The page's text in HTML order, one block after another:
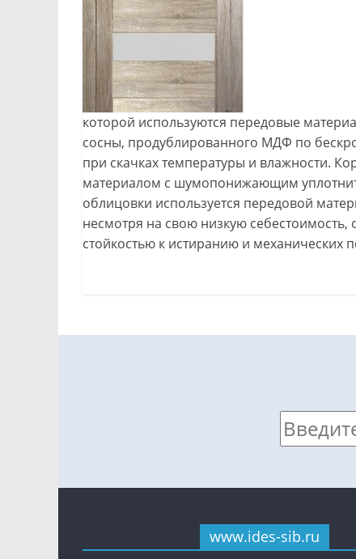
которой используются передовые
сосны, продублированного МДФ по
при скачках температуры и влажности.
материалом с шумопонижающим
облицовки используется передовой
несмотря на свою низкую
стойкостью к истиранию и механических
www.ides-sib.ru